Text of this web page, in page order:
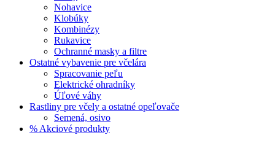
Nohavice
Klobúky
Kombinézy
Rukavice
Ochranné masky a filtre
Ostatné vybavenie pre včelára
Spracovanie peľu
Elektrické ohradníky
Úľové váhy
Rastliny pre včely a ostatné opeľovače
Semená, osivo
% Akciové produkty